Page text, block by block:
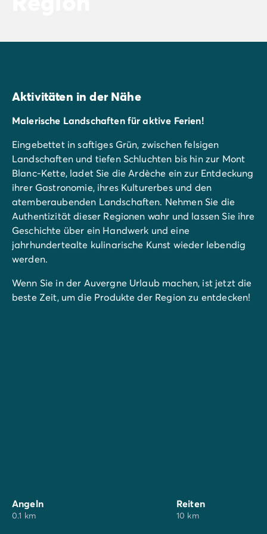
Aktivitäten in der Nähe
Malerische Landschaften für aktive Ferien!
Eingebettet in saftiges Grün, zwischen felsigen
Landschaften und tiefen Schluchten bis hin zur Mont
Blanc-Kette, ladet Sie die Ardèche ein zur Entdeckung
ihrer Gastronomie, ihres Kulturerbes und den
atemberaubenden Landschaften. Nehmen Sie die
Authentizität dieser Regionen wahr und lassen Sie ihre
Geschichte über ein Handwerk und eine
jahrhundertealte kulinarische Kunst wieder lebendig
werden.
Wenn Sie in der Auvergne Urlaub machen, ist jetzt die
beste Zeit, um die Produkte der Region zu entdecken!
Angeln
0.1 km
Reiten
10 km